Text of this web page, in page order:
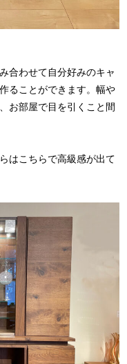
合わせて自分好みのキャ
ることができます。幅や
お部屋で目を引くこと間
はこちらで高級感が出て